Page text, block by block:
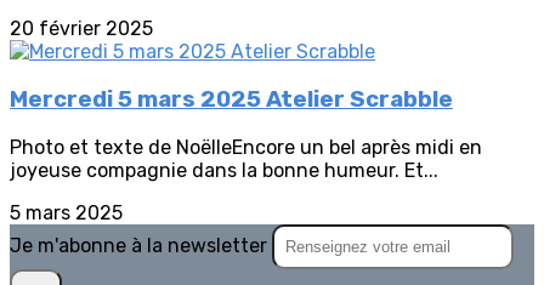
20 février 2025
Mercredi 5 mars 2025 Atelier Scrabble
Photo et texte de NoëlleEncore un bel après midi en
joyeuse compagnie dans la bonne humeur. Et...
5 mars 2025
Je m'abonne à la newsletter